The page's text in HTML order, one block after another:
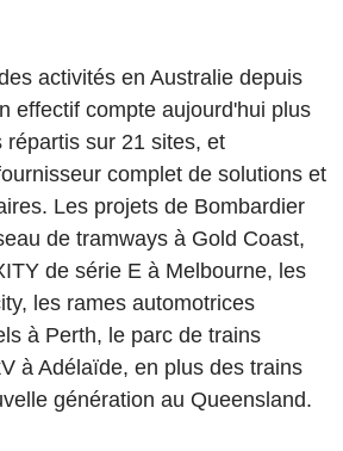
activités en Australie depuis
effectif compte aujourd'hui plus
répartis sur 21 sites, et
complet de solutions et
Les projets de Bombardier
de tramways à Gold Coast,
de série E à Melbourne, les
les rames automotrices
à Perth, le parc de trains
à Adélaïde, en plus des trains
génération au Queensland.